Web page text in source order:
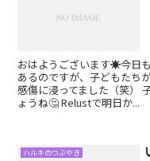
おはようございます☀️今日
あるのですが、子どもたち
感傷に浸ってました（笑）
ょうね🤔 Relustで明日か...
ハルキのつぶやき